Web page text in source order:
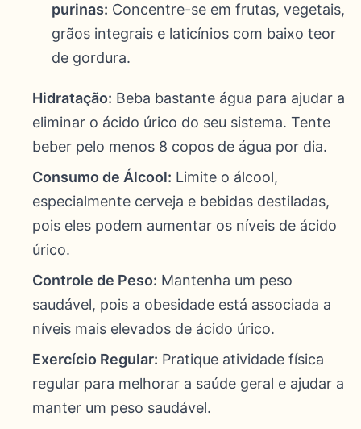
purinas: Concentre-se em frutas, vegetais,
grãos integrais e laticínios com baixo teor
de gordura.
Hidratação: Beba bastante água para ajudar a
eliminar o ácido úrico do seu sistema. Tente
beber pelo menos 8 copos de água por dia.
Consumo de Álcool: Limite o álcool,
especialmente cerveja e bebidas destiladas,
pois eles podem aumentar os níveis de ácido
úrico.
Controle de Peso: Mantenha um peso
saudável, pois a obesidade está associada a
níveis mais elevados de ácido úrico.
Exercício Regular: Pratique atividade física
regular para melhorar a saúde geral e ajudar a
manter um peso saudável.